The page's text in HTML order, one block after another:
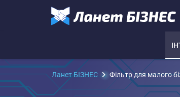
Ланет БІЗНЕС Фільтр для малого